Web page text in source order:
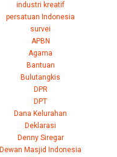
industri kreatif
persatuan Indonesia
survei
APBN
Agama
Bantuan
Bulutangkis
DPR
DPT
Dana Kelurahan
Deklarasi
Denny Siregar
Dewan Masjid Indonesia